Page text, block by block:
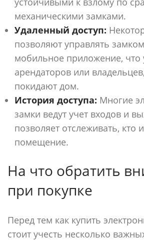
механическими замками.
Удаленный доступ:
позволяют управлять
мобильное приложение, что
арендаторов или
покидают дом.
История доступа: Многие
замки ведут учет входов и
позволяет отслеживать, кто
помещение.
На что обратить
при покупке
Перед тем как купить
стоит учесть несколько